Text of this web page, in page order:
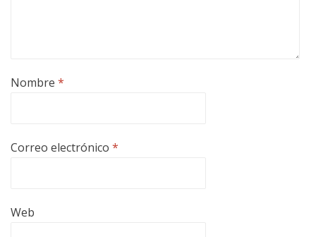
Nombre *
Correo electrónico *
Web